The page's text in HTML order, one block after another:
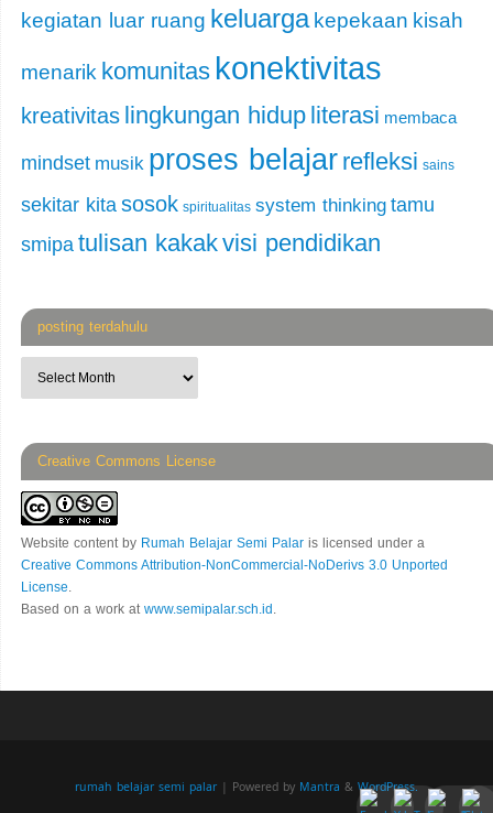
kegiatan luar ruang keluarga kepekaan kisah
menarik komunitas konektivitas
kreativitas lingkungan hidup literasi membaca
mindset musik proses belajar refleksi sains
sekitar kitasosok spiritualitas system thinking tamu
smipa tulisan kakakvisi pendidikan
posting terdahulu
Creative Commons License
Website contentby Rumah Belajar Semi Palar is licensed under a
Creative Commons Attribution-NonCommercial-NoDerivs 3.0 Unported
License.
Based on a work at www.semipalar.sch.id .
rumah belajar semi palar | Powered by Mantra & WordPress.